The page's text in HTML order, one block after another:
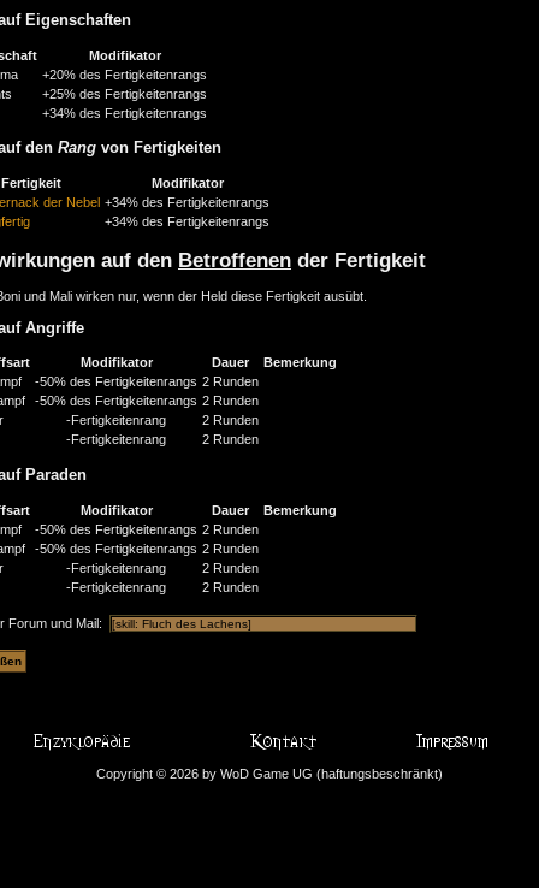
Eigenschaften
Modifikator
+20% des Fertigkeitenrangs
+25% des Fertigkeitenrangs
+34% des Fertigkeitenrangs
den Rang von Fertigkeiten
Fertigkeit
Modifikator
der Nebel +34% des Fertigkeitenrangs
+34% des Fertigkeitenrangs
auf den Betroffenen der Fertigkeit
und Mali wirken nur, wenn der Held diese Fertigkeit ausübt.
Angriffe
Modifikator Dauer
Bemerkung
-50% des Fertigkeitenrangs 2 Runden
-50% des Fertigkeitenrangs 2 Runden
-Fertigkeitenrang
2 Runden
-Fertigkeitenrang
2 Runden
Paraden
Modifikator Dauer
Bemerkung
-50% des Fertigkeitenrangs 2 Runden
-50% des Fertigkeitenrangs 2 Runden
-Fertigkeitenrang
2 Runden
-Fertigkeitenrang
2 Runden
Forum und Mail:
Copyright © 2026 by WoD Game UG (haftungsbeschränkt)